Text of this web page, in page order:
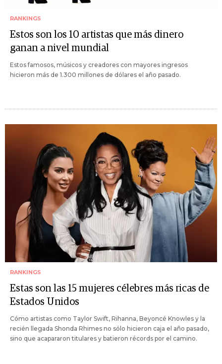
RANKINGS
Estos son los 10 artistas que más dinero
ganan a nivel mundial
Estos famosos, músicos y creadores con mayores ingresos
hicieron más de 1.300 millones de dólares el año pasado.
RANKINGS
Estas son las 15 mujeres célebres más ricas de
Estados Unidos
Cómo artistas como Taylor Swift, Rihanna, Beyoncé Knowles y la
recién llegada Shonda Rhimes no sólo hicieron caja el año pasado,
sino que acapararon titulares y batieron récords por el camino.